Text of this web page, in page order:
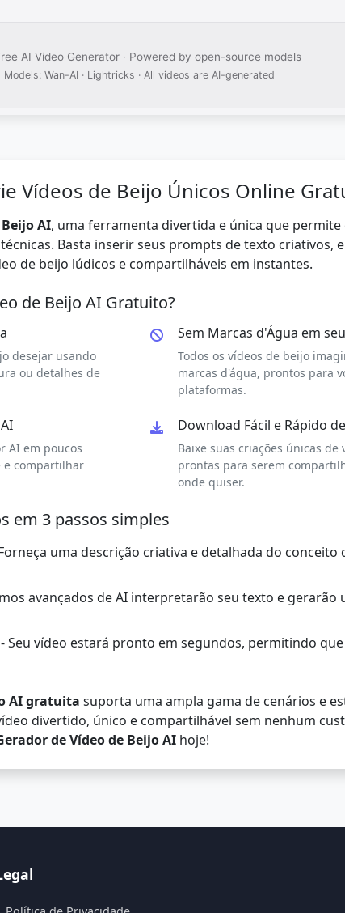
Vídeos de Beijo Únicos Online
AI, uma ferramenta divertida e única que
Basta inserir seus prompts de texto criativos,
de beijo lúdicos e compartilháveis em instantes.
de Beijo AI Gratuito?
desejar usando
ou detalhes de
Sem Marcas d'Água em
Todos os vídeos de beijo
marcas d'água, prontos para
plataformas.
AI em poucos
e compartilhar
Download Fácil e Rápido
Baixe suas criações únicas
prontas para serem
onde quiser.
em 3 passos simples
uma descrição criativa e detalhada do conceito
avançados de AI interpretarão seu texto e gerarão
- Seu vídeo estará pronto em segundos, permitindo
AI gratuita suporta uma ampla gama de cenários e
divertido, único e compartilhável sem nenhum
de Vídeo de Beijo AI hoje!